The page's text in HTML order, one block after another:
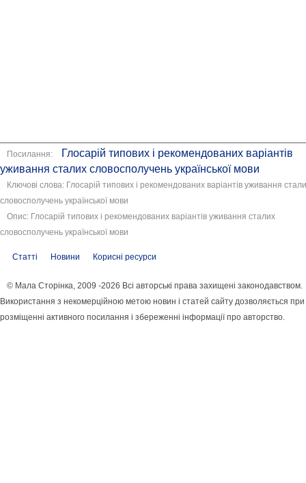
Посилання:
Глосарій типових і рекомендованих варіантів
уживання сталих словосполучень української мови
Ключові слова: Глосарій типових і рекомендованих варіантів уживання
словосполучень української мови
Опис: Глосарій типових і рекомендованих варіантів уживання сталих
словосполучень української мови
Статті Новини Корисні ресурси
© Мала Сторінка, 2009 -2026 Всі авторські права захищені законодавством.
Використання з некомерційною метою новин і статей сайту дозволяється при
розміщенні активного посилання і збереженні інформації про авторство.